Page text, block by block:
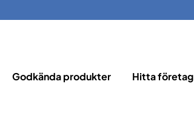
Godkända produkter Hitta företag